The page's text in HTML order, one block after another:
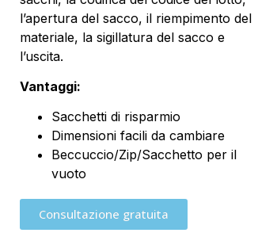
l’apertura del sacco, il riempimento del
materiale, la sigillatura del sacco e
l’uscita.
Vantaggi:
Sacchetti di risparmio
Dimensioni facili da cambiare
Beccuccio/Zip/Sacchetto per il
vuoto
Consultazione gratuita